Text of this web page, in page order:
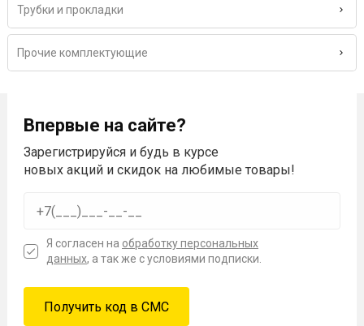
Трубки и прокладки
Прочие комплектующие
Впервые на сайте?
Зарегистрируйся и будь в курсе
новых акций и скидок на любимые товары!
Я согласен на обработку персональных
данных, а так же с условиями подписки.